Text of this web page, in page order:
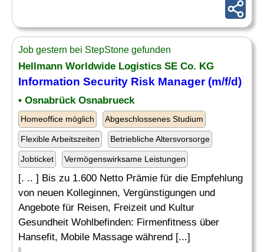
Job gestern bei StepStone gefunden
Hellmann Worldwide Logistics SE Co. KG
Information Security Risk Manager (m/f/d)
• Osnabrück Osnabrueck
Homeoffice möglich Abgeschlossenes Studium
Flexible Arbeitszeiten Betriebliche Altersvorsorge
Jobticket Vermögenswirksame Leistungen
[. .. ] Bis zu 1.600 Netto Prämie für die Empfehlung
von neuen Kolleginnen, Vergünstigungen und
Angebote für Reisen, Freizeit und Kultur
Gesundheit Wohlbefinden: Firmenfitness über
Hansefit, Mobile Massage während [...]